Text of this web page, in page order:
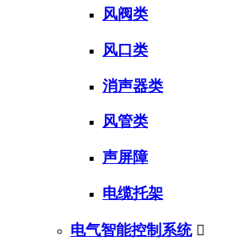
风阀类
风口类
消声器类
风管类
声屏障
电缆托架
电气智能控制系统 